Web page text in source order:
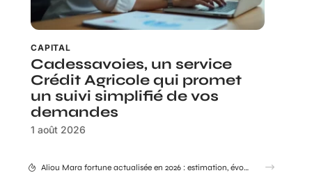
CAPITAL
Cadessavoies, un service
Crédit Agricole qui promet
un suivi simplifié de vos
demandes
1 août 2026
Aliou Mara fortune actualisée en 2026 : estimation, évolution et enjeux